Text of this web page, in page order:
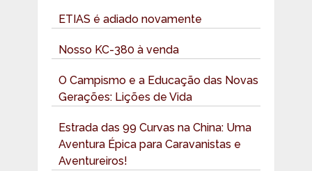
ETIAS é adiado novamente
Nosso KC-380 à venda
O Campismo e a Educação das Novas
Gerações: Lições de Vida
Estrada das 99 Curvas na China: Uma
Aventura Épica para Caravanistas e
Aventureiros!